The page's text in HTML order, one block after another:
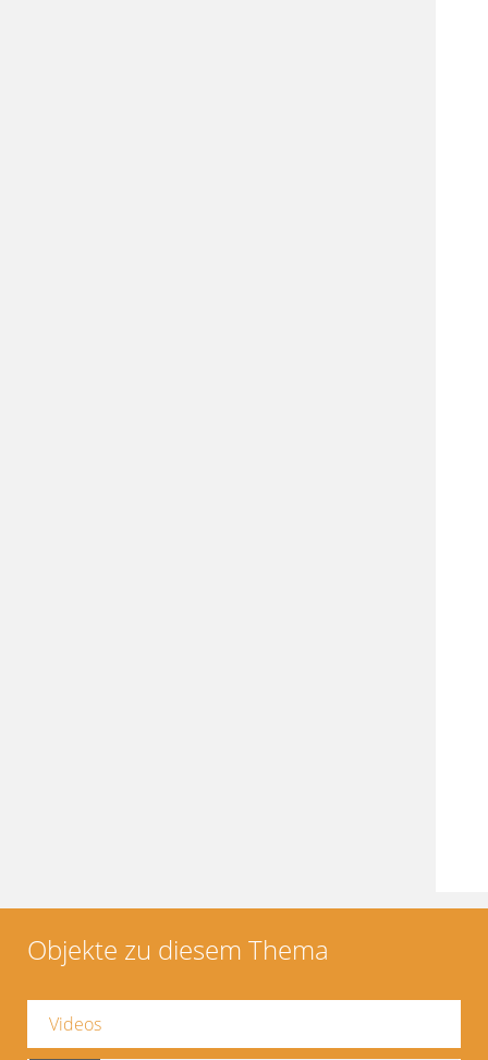
Objekte zu diesem Thema
Videos